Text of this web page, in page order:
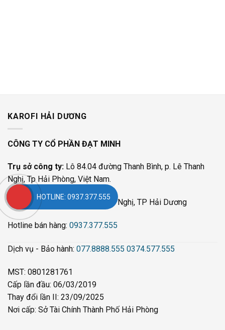
KAROFI HẢI DƯƠNG
CÔNG TY CỔ PHẦN ĐẠT MINH
Trụ sở công ty: Lô 84.04 đường Thanh Bình, p. Lê Thanh
Nghị, Tp Hải Phòng, Việt Nam.
Địa chỉ:611 Đường Lê Thanh Nghị, TP Hải Dương
Hotline bán hàng: 0937.377.555
Dịch vụ - Bảo hành: 077.8888.555 0374.577.555
MST: 0801281761
Cấp lần đầu: 06/03/2019
Thay đổi lần II: 23/09/2025
Nơi cấp: Sở Tài Chính Thành Phố Hải Phòng
HOTLINE: 0937.377.555